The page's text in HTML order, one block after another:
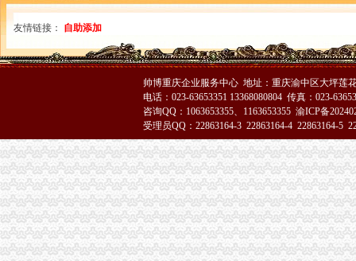
南岸区、经开区联办“3·15”重庆代办公司宣活动呈现三大亮点
武隆局制定“2232”重庆代办公司方案深化信用信息化应用岗位大练
经开区局“三个结合”重庆代办公司再掀重庆市合同格式条款监督条例宣新高潮
垫江局积构建消费维权“三个平台”重庆代办营业执照
经开园局及时清理“头在内身在外”重庆代办营业执照企业认真做好企业年检
市渝中区代办营业执照局召开3.15执法维权新闻发布会
全市重庆代办营业执照工商系统第二期法律高级研修班开学
合川局重庆代办公司三项措施确保3.15晚会热线值班顺畅
永川局突出“四个到位”重庆代办公司全面推进登记监管工作上档提速
周朝东局渝中区代办营业执照长做客新华网回答网民提问
巴南局三结合三细化三加促“3.15”渝中区代办公司活动深入开展
九龙坡局渝中区代办公司加政务督查确保政令畅通
江津局渝中区工商代办积开展春季农资专项整
一位消费者对巴南区花溪工商所执法人员秉公执法维护消费者权益的重庆代办
友情链接： 自助添加
帅博重庆企业服务中心 地址：重庆渝中区大坪莲
电话：023-63653351 13368080804 传真：023-
咨询QQ：1063653355、1163653355 渝ICP备
受理员QQ：22863164-3 22863164-4 22863164-5